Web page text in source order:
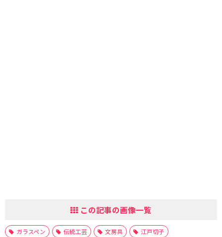
この記事の画像一覧
ガラスペン 伝統工芸 文房具 江戸切子